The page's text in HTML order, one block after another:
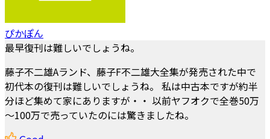
ぴかぽん
最早復刊は難しいでしょうね。
藤子不二雄Aランド、藤子F不二雄大全集が発売された中で
初代本の復刊は難しいでしょうね。 私は中古本ですが約半
分ほど集めて家にありますが・・ 以前ヤフオクで全巻50万
～100万で売っていたのには驚きましたね。